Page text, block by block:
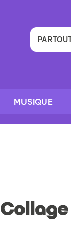
MUSIQUE